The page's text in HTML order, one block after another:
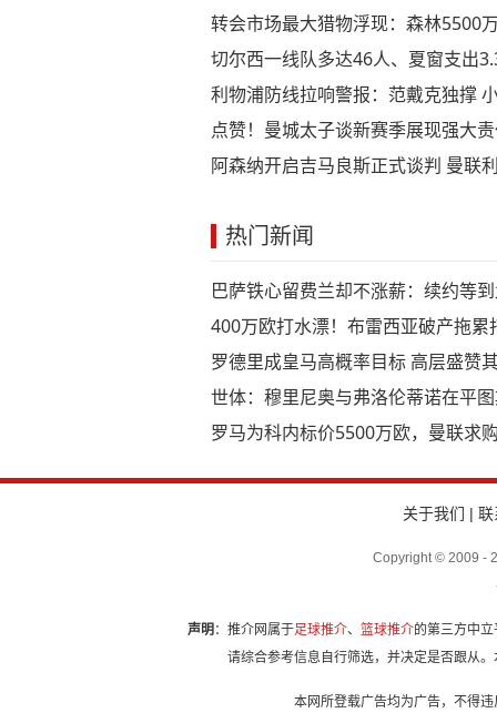
转会市场最大猎物浮现：森林5500
尼修斯续约
切尔西一线队多达46人、夏窗支出
利物浦防线拉响警报：范戴克独撑
点赞！曼城太子谈新赛季展现强大
阿森纳开启吉马良斯正式谈判 曼联
热门新闻
巴萨铁心留费兰却不涨薪：续约等
400万欧打水漂！布雷西亚破产拖
罗德里成皇马高概率目标 高层盛赞
世体：穆里尼奥与弗洛伦蒂诺在平
罗马为科内标价5500万欧，曼联求
关于我们 | 联
Copyright © 2009 -
声明 ：推介网属于足球推介、 篮球推介的第三方中
请综合参考信息自行筛选，并决定是否跟从
本网所登载广告均为广告，不得